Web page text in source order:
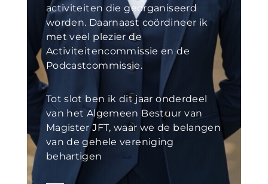
activiteiten die georganiseerd
worden. Daarnaast coördineer ik
met veel plezier de
Activiteitencommissie en de
Podcastcommissie.
Tot slot ben ik dit jaar onderdeel
van het Algemeen Bestuur van
Magister JFT, waar we de belangen
van de gehele vereniging
behartigen